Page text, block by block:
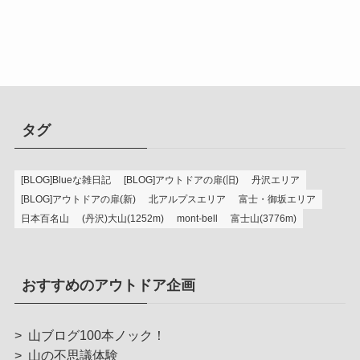
タグ
[BLOG]Blueな雑日記 [BLOG]アウトドアの扉(旧)
丹沢エリア
[BLOG]アウトドアの扉(新)
北アルプスエリア
富士・御坂エリア
日本百名山
(丹沢)大山(1252m) mont-bell 富士山(3776m)
おすすめのアウトドア企画
> 山ブログ100本ノック！
> 山の不思議体験